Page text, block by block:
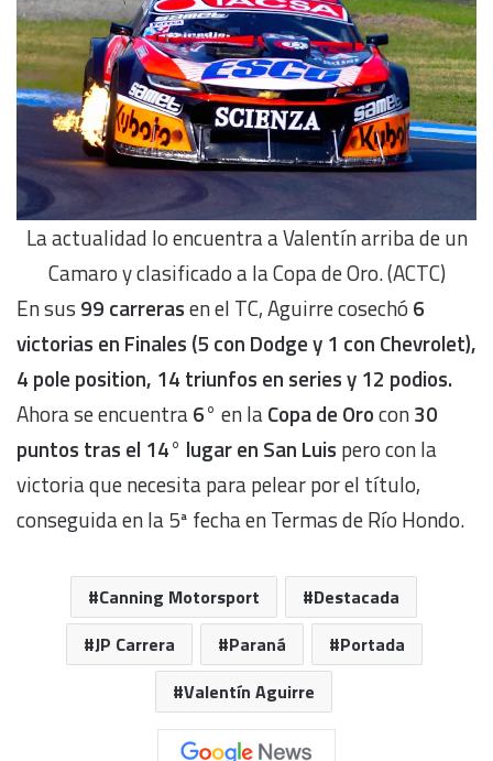
La actualidad lo encuentra a Valentín arriba de un
Camaro y clasificado a la Copa de Oro. (ACTC)
En sus 99 carrerasen el TC, Aguirre cosechó 6
victorias en Finales (5 con Dodge y 1 con Chevrolet),
4 pole position, 14 triunfos en series y 12 podios.
Ahora se encuentra6° en laCopa de Orocon30
puntos tras el 14° lugar en San Luis pero con la
victoria que necesita para pelear por el título,
conseguida en la 5ª fecha en Termas de Río Hondo.
Canning Motorsport
Destacada
JP Carrera
Paraná
Portada
Valentín Aguirre